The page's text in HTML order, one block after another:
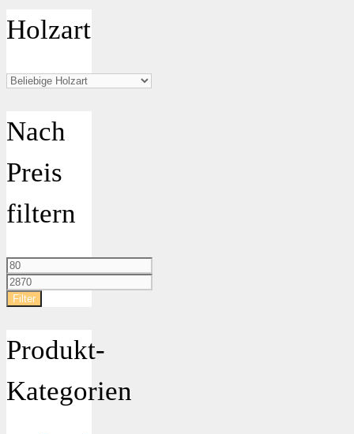
Holzart
Nach
Preis
filtern
Min.
Preis
Max.
Preis
Filter
Produkt-
Kategorien